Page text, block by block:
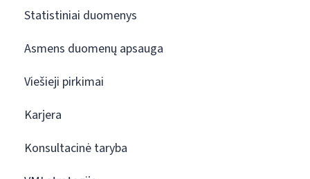
Statistiniai duomenys
Asmens duomenų apsauga
Viešieji pirkimai
Karjera
Konsultacinė taryba